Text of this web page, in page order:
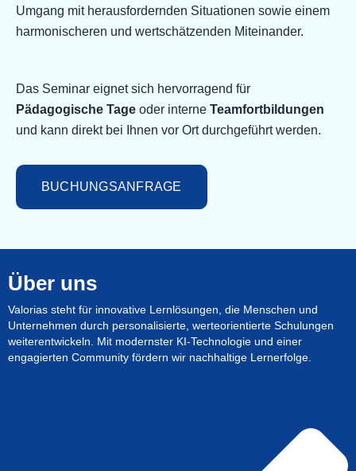
Umgang mit herausfordernden Situationen sowie einem
harmonischeren und wertschätzenden Miteinander.
Das Seminar eignet sich hervorragend für
Pädagogische Tage oder interne Teamfortbildungen
und kann direkt bei Ihnen vor Ort durchgeführt werden.
BUCHUNGSANFRAGE
Über uns
Valorias steht für innovative Lernlösungen, die Menschen und
Unternehmen durch personalisierte, werteorientierte Schulungen
weiterentwickeln. Mit modernster KI-Technologie und einer
engagierten Community fördern wir nachhaltige Lernerfolge.